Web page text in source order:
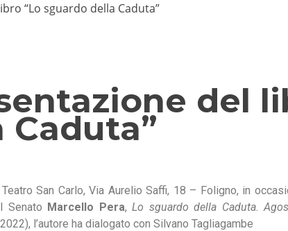
“Lo sguardo della Caduta”
del
San Carlo, Via Aurelio Saffi, 18 – Foligno, in
Senato Marcello Pera,Lo sguardo della Caduta.
l’autore ha dialogato con Silvano Tagliagambe